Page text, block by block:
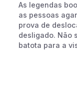
As legendas
as pessoas
prova de
desligado. Não
batota para a